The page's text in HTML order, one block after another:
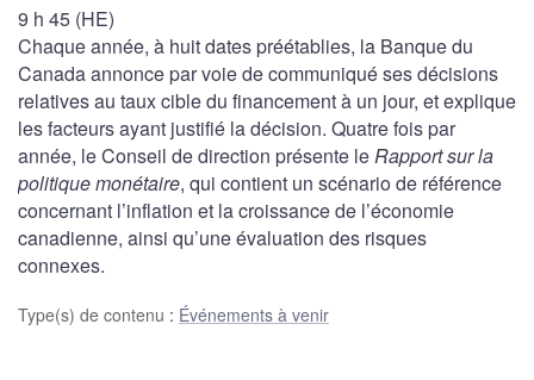
9 h 45 (HE)
Chaque année, à huit dates préétablies, la Banque du
Canada annonce par voie de communiqué ses décisions
relatives au taux cible du financement à un jour, et explique
les facteurs ayant justifié la décision. Quatre fois par
année, le Conseil de direction présente leRapport sur la
politique monétaire, qui contient un scénario de référence
concernant l’inflation et la croissance de l’économie
canadienne, ainsi qu’une évaluation des risques
connexes.
Type(s) de contenu : Événements à venir